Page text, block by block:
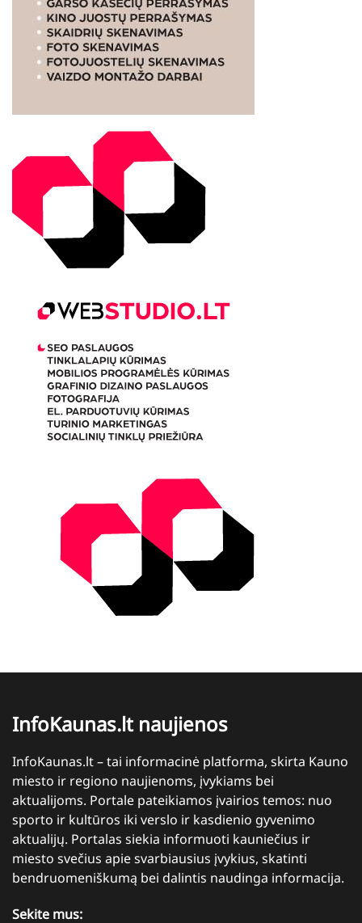
InfoKaunas.lt naujienos
InfoKaunas.lt – tai informacinė platforma, skirta Kauno
miesto ir regiono naujienoms, įvykiams bei
aktualijoms. Portale pateikiamos įvairios temos: nuo
sporto ir kultūros iki verslo ir kasdienio gyvenimo
aktualijų. Portalas siekia informuoti kauniečius ir
miesto svečius apie svarbiausius įvykius, skatinti
bendruomeniškumą bei dalintis naudinga informacija.
Sekite mus: